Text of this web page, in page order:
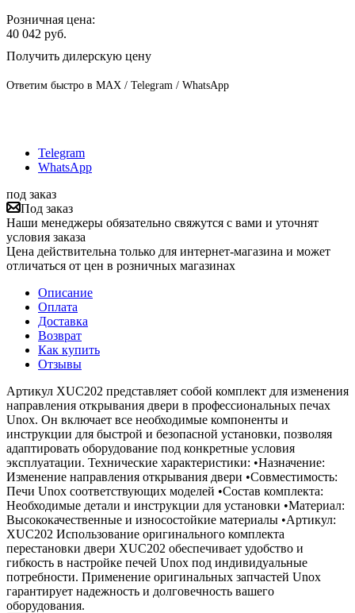
Розничная цена:
40 042 руб.
Получить дилерскую цену
Ответим быстро в MAX / Telegram / WhatsApp
Telegram
WhatsApp
под заказ
Под заказ
Наши менеджеры обязательно свяжутся с вами и уточнят
условия заказа
Цена действительна только для интернет-магазина и может
отличаться от цен в розничных магазинах
Описание
Оплата
Доставка
Возврат
Как купить
Отзывы
Артикул XUC202 представляет собой комплект для изменения
направления открывания двери в профессиональных печах
Unox. Он включает все необходимые компоненты и
инструкции для быстрой и безопасной установки, позволяя
адаптировать оборудование под конкретные условия
эксплуатации. Технические характеристики: •Назначение:
Изменение направления открывания двери •Совместимость:
Печи Unox соответствующих моделей •Состав комплекта:
Необходимые детали и инструкции для установки •Материал:
Высококачественные и износостойкие материалы •Артикул:
XUC202 Использование оригинального комплекта
перестановки двери XUC202 обеспечивает удобство и
гибкость в настройке печей Unox под индивидуальные
потребности. Применение оригинальных запчастей Unox
гарантирует надежность и долговечность вашего
оборудования.